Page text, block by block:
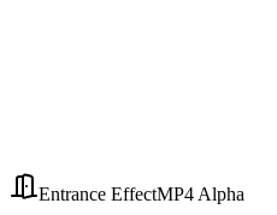
Entrance EffectMP4 Alpha